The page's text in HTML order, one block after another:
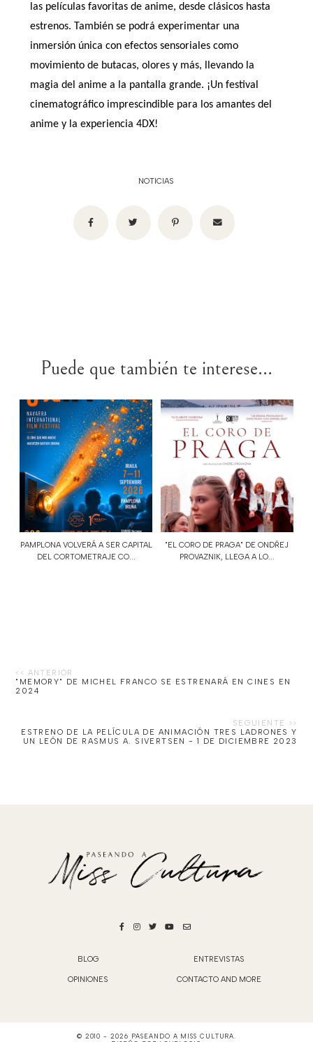
las películas favoritas de anime, desde clásicos hasta
estrenos. También se podrá experimentar una
inmersión única con efectos sensoriales como
movimiento de butacas, olores y más, llevando la
magia del anime a la pantalla grande. ¡Un festival
cinematográfico imprescindible para los amantes del
anime y la experiencia 4DX!
NOTICIAS
Puede que también te interese...
PAMPLONA VOLVERÁ A SER CAPITAL
DEL CORTOMETRAJE CO...
"EL CORO DE PRAGA" DE ONDŘEJ
PROVAZNIK, LLEGA A LO...
"MEMORY" DE MICHEL FRANCO SE ESTRENARÁ EN CINES EN
2024
ESTRENO DE LA PELÍCULA DE ANIMACIÓN TRES LADRONES Y
UN LEÓN DE RASMUS A. SIVERTSEN - 1 DE DICIEMBRE 2023
BLOG ENTREVISTAS
OPINIONES CONTACTO AND MORE
© 2010 - 2026 PASEANDO A MISS CULTURA